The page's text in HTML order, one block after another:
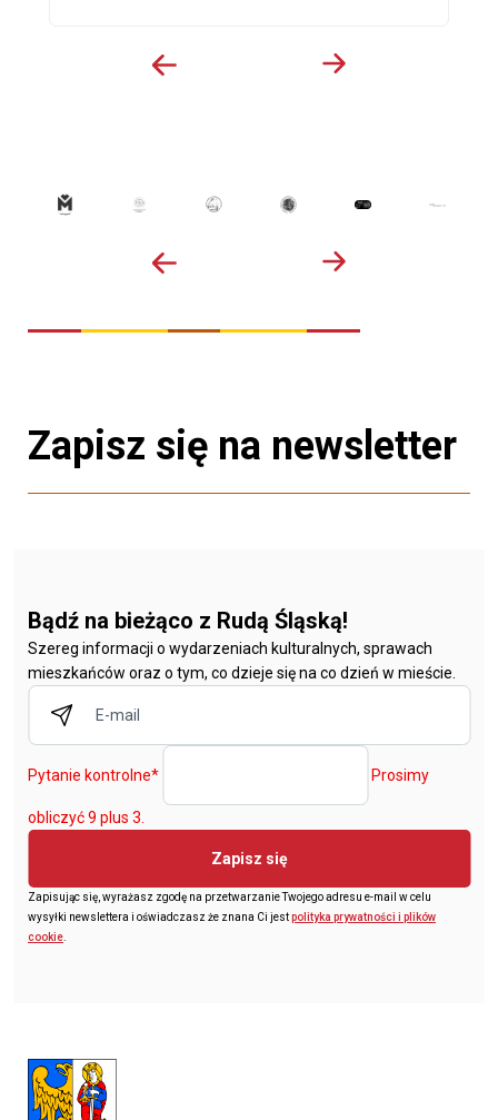
Zapisz się na newsletter
Bądź na bieżąco z Rudą Śląską!
Szereg informacji o wydarzeniach kulturalnych, sprawach
mieszkańców oraz o tym, co dzieje się na co dzień w mieście.
Pytanie kontrolne* Prosimy
obliczyć 9 plus 3.
Zapisz się
Zapisując się, wyrażasz zgodę na przetwarzanie Twojego adresu e-mail w celu
wysyłki newslettera i oświadczasz że znana Ci jestpolityka prywatności i plików
cookie